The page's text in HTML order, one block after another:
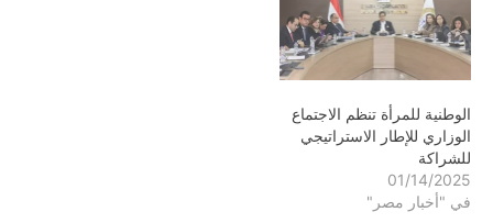
الوطنية للمرأة تنظم الاجتماع
الوزاري للإطار الاستراتيجي
للشراكة
01/14/2025
في "أخبار مصر"